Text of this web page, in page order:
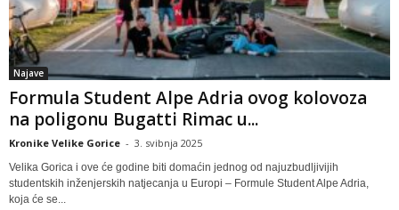
Najave
Formula Student Alpe Adria ovog kolovoza
na poligonu Bugatti Rimac u...
Kronike Velike Gorice - 3. svibnja 2025
Velika Gorica i ove će godine biti domaćin jednog od najuzbudljivijih
studentskih inženjerskih natjecanja u Europi – Formule Student Alpe Adria,
koja će se...